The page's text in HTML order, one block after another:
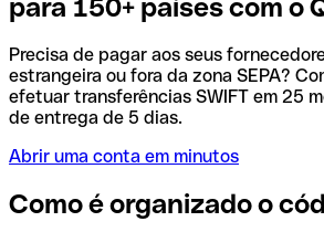
para 150+ países com o
Precisa de pagar aos seus
estrangeira ou fora da zona SEPA?
efetuar transferências SWIFT em 25
de entrega de 5 dias.
Abrir uma conta em minutos
Como é organizado o